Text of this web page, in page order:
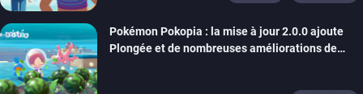
Pokémon Pokopia : la mise à jour 2.0.0 ajoute
Plongée et de nombreuses améliorations de